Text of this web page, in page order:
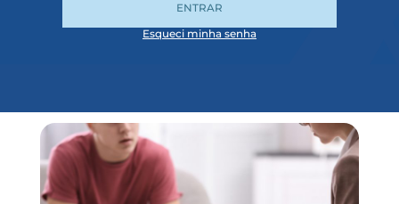
ENTRAR
Esqueci minha senha